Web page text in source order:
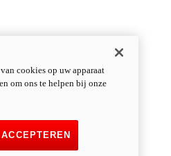
cookies op uw apparaat
om ons te helpen bij onze